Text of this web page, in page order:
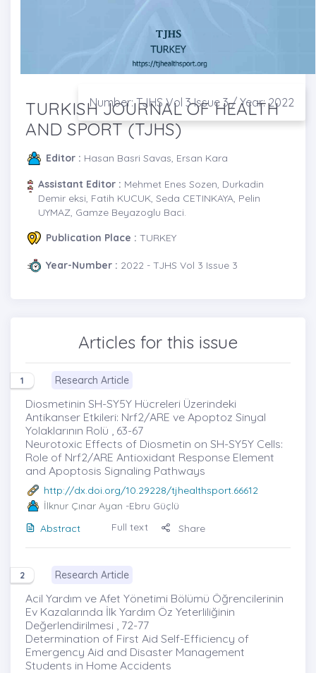
Number: TJHS Vol 3 Issue 3 / Year: 2022
TURKISH JOURNAL OF HEALTH
AND SPORT (TJHS)
Editor : Hasan Basri Savas, Ersan Kara
Assistant Editor : Mehmet Enes Sozen, Durkadin
Demir eksi, Fatih KUCUK, Seda CETINKAYA, Pelin
UYMAZ, Gamze Beyazoglu Baci.
Publication Place : TURKEY
Year-Number : 2022 - TJHS Vol 3 Issue 3
Articles for this issue
1 Research Article
Diosmetinin SH-SY5Y Hücreleri Üzerindeki
Antikanser Etkileri: Nrf2/ARE ve Apoptoz Sinyal
Yolaklarının Rolü , 63-67
Neurotoxic Effects of Diosmetin on SH-SY5Y Cells:
Role of Nrf2/ARE Antioxidant Response Element
and Apoptosis Signaling Pathways
http://dx.doi.org/10.29228/tjhealthsport.66612
İlknur Çınar Ayan -Ebru Güçlü
Abstract
Full text Share
2 Research Article
Acil Yardım ve Afet Yönetimi Bölümü Öğrencilerinin
Ev Kazalarında İlk Yardım Öz Yeterliliğinin
Değerlendirilmesi , 72-77
Determination of First Aid Self-Efficiency of
Emergency Aid and Disaster Management
Students in Home Accidents